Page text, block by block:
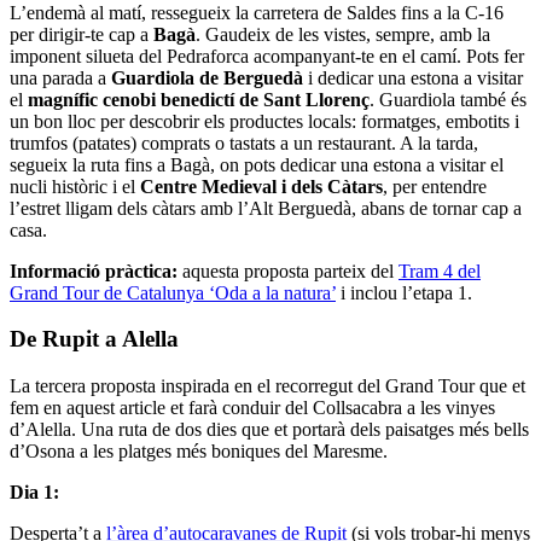
L’endemà al matí, ressegueix la carretera de Saldes fins a la C-16
per dirigir-te cap a Bagà. Gaudeix de les vistes, sempre, amb la
imponent silueta del Pedraforca acompanyant-te en el camí. Pots fer
una parada a Guardiola de Berguedà i dedicar una estona a visitar
el magnífic cenobi benedictí de Sant Llorenç. Guardiola també és
un bon lloc per descobrir els productes locals: formatges, embotits i
trumfos (patates) comprats o tastats a un restaurant. A la tarda,
segueix la ruta fins a Bagà, on pots dedicar una estona a visitar el
nucli històric i el Centre Medieval i dels Càtars, per entendre
l’estret lligam dels càtars amb l’Alt Berguedà, abans de tornar cap a
casa.
Informació pràctica: aquesta proposta parteix del Tram 4 del
Grand Tour de Catalunya ‘Oda a la natura’ i inclou l’etapa 1.
De Rupit a Alella
La tercera proposta inspirada en el recorregut del Grand Tour que et
fem en aquest article et farà conduir del Collsacabra a les vinyes
d’Alella. Una ruta de dos dies que et portarà dels paisatges més bells
d’Osona a les platges més boniques del Maresme.
Dia 1:
Desperta’t a l’àrea d’autocaravanes de Rupit (si vols trobar-hi menys